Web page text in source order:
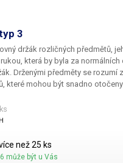
3
držák rozličných předmětů,
která by byla za
Drženými předměty se rozumí
které mohou být snadno
krokosvorky na 3D kloubech
než 25 ks
může být u Vás